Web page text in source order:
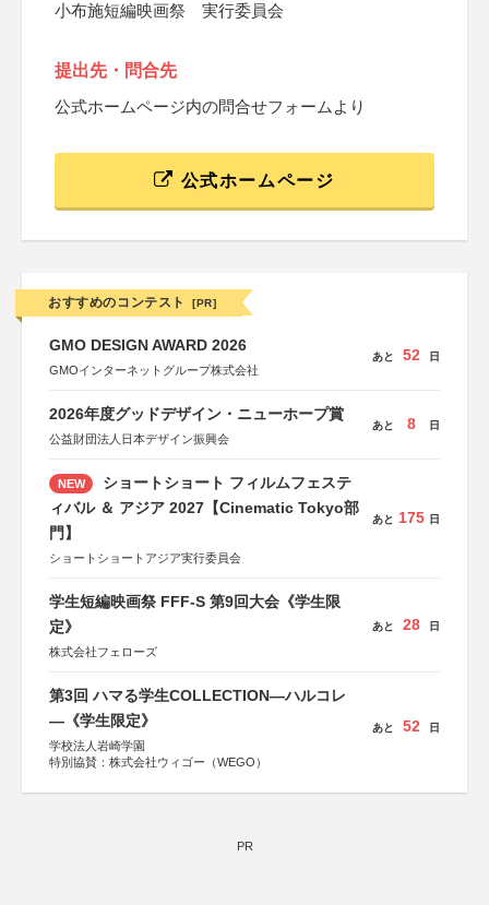
小布施短編映画祭 実行委員会
提出先・問合先
公式ホームページ内の問合せフォームより
公式ホームページ
おすすめのコンテスト [PR]
GMO DESIGN AWARD 2026
GMOインターネットグループ株式会社
あと 52 日
2026年度グッドデザイン・ニューホープ賞
公益財団法人日本デザイン振興会
あと 8 日
NEW
ショートショート フィルムフェステ
ィバル ＆ アジア 2027【Cinematic Tokyo部
門】
ショートショートアジア実行委員会
あと 175 日
学生短編映画祭 FFF-S 第9回大会《学生限
定》
株式会社フェローズ
あと 28 日
第3回 ハマる学生COLLECTION―ハルコレ
―《学生限定》
学校法人岩崎学園
特別協賛：株式会社ウィゴー（WEGO）
あと 52 日
PR